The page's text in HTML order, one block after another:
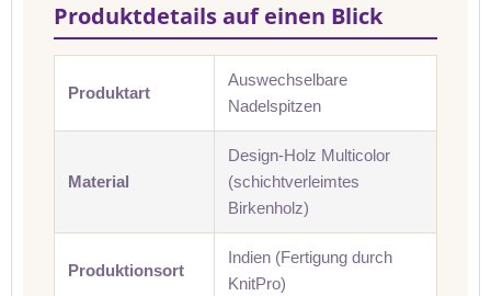
Produktdetails auf einen Blick
Produktart
Auswechselbare
Nadelspitzen
Material
Design-Holz Multicolor
(schichtverleimtes
Birkenholz)
Produktionsort
Indien (Fertigung durch
KnitPro)